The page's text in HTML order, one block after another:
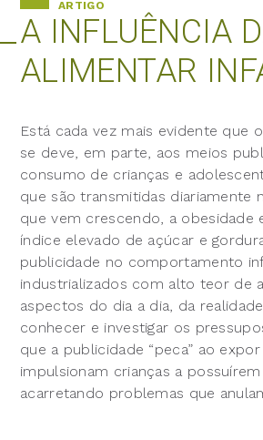
A INFLUÊNCIA
ALIMENTAR
ARTIGO
Está cada vez mais evidente que
se deve, em parte, aos meios
consumo de crianças e
que são transmitidas diariamente
que vem crescendo, a obesidade
índice elevado de açúcar e
publicidade no comportamento
industrializados com alto teor de
aspectos do dia a dia, da
conhecer e investigar os
que a publicidade “peca” ao
impulsionam crianças a
acarretando problemas que